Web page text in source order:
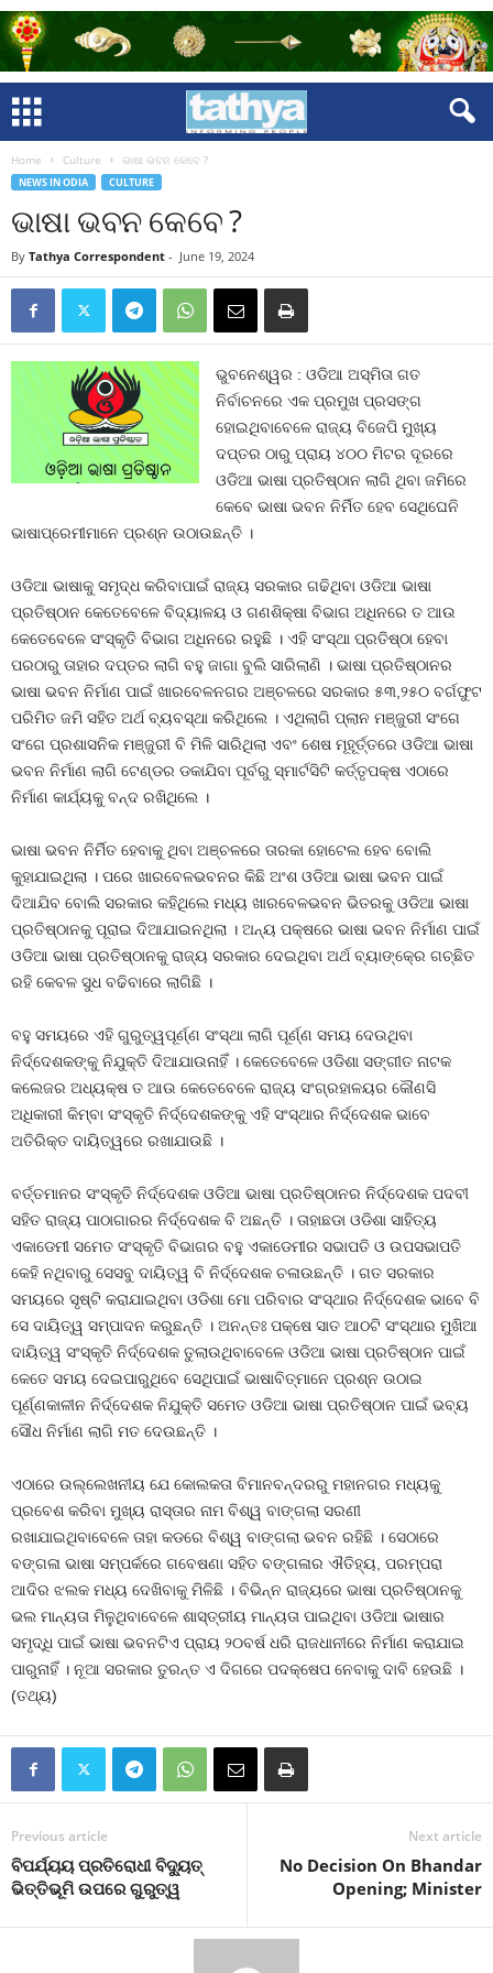
Home Culture ଭାଷା ଭବନ କେବେ ?
NEWS IN ODIA CULTURE
ଭାଷା ଭବନ କେବେ ?
By Tathya Correspondent - June 19, 2024
ଭୁବନେଶ୍ୱର : ଓଡିଆ ଅସ୍ମିତା ଗତ
ନିର୍ବାଚନରେ ଏକ ପ୍ରମୁଖ ପ୍ରସଙ୍ଗ
ହୋଇଥିବାବେଳେ ରାଜ୍ୟ ବିଜେପି ମୁଖ୍ୟ
ଦପ୍ତର ଠାରୁ ପ୍ରାୟ ୪୦୦ ମିଟର ଦୂରରେ
ଓଡିଆ ଭାଷା ପ୍ରତିଷ୍ଠାନ ଲାଗି ଥିବା ଜମିରେ
କେବେ ଭାଷା ଭବନ ନିର୍ମିତ ହେବ ସେଥିଘେନି
ଭାଷାପ୍ରେମୀମାନେ ପ୍ରଶ୍ନ ଉଠାଉଛନ୍ତି ।
ଓଡିଆ ଭାଷାକୁ ସମୃଦ୍ଧ କରିବାପାଇଁ ରାଜ୍ୟ ସରକାର ଗଢିଥିବା ଓଡିଆ ଭାଷା
ପ୍ରତିଷ୍ଠାନ କେତେବେଳେ ବିଦ୍ୟାଳୟ ଓ ଗଣଶିକ୍ଷା ବିଭାଗ ଅଧିନରେ ତ ଆଉ
କେତେବେଳେ ସଂସ୍କୃତି ବିଭାଗ ଅଧିନରେ ରହୁଛି । ଏହି ସଂସ୍ଥା ପ୍ରତିଷ୍ଠା ହେବା
ପରଠାରୁ ତାହାର ଦପ୍ତର ଲାଗି ବହୁ ଜାଗା ବୁଲି ସାରିଲାଣି । ଭାଷା ପ୍ରତିଷ୍ଠାନର
ଭାଷା ଭବନ ନିର୍ମାଣ ପାଇଁ ଖାରବେଳନଗର ଅଞ୍ଚଳରେ ସରକାର ୫୩,୨୫୦ ବର୍ଗଫୁଟ
ପରିମିତ ଜମି ସହିତ ଅର୍ଥ ବ୍ୟବସ୍ଥା କରିଥିଲେ । ଏଥିଲାଗି ପ୍ଲାନ ମଞ୍ଜୁରୀ ସଂଗେ
ସଂଗେ ପ୍ରଶାସନିକ ମଞ୍ଜୁରୀ ବି ମିଳି ସାରିଥିଲା ଏବଂ ଶେଷ ମୂହୂର୍ତ୍ତରେ ଓଡିଆ ଭାଷା
ଭବନ ନିର୍ମାଣ ଲାଗି ଟେଣ୍ଡର ଡକାଯିବା ପୂର୍ବରୁ ସ୍ମାର୍ଟସିଟି କର୍ତ୍ତୃପକ୍ଷ ଏଠାରେ
ନିର୍ମାଣ କାର୍ଯ୍ୟକୁ ବନ୍ଦ ରଖିଥିଲେ ।
ଭାଷା ଭବନ ନିର୍ମିତ ହେବାକୁ ଥିବା ଅଞ୍ଚଳରେ ତାରକା ହୋଟେଲ ହେବ ବୋଲି
କୁହାଯାଇଥିଲା । ପରେ ଖାରବେଳଭବନର କିଛି ଅଂଶ ଓଡିଆ ଭାଷା ଭବନ ପାଇଁ
ଦିଆଯିବ ବୋଲି ସରକାର କହିଥିଲେ ମଧ୍ୟ ଖାରବେଳଭବନ ଭିତରକୁ ଓଡିଆ ଭାଷା
ପ୍ରତିଷ୍ଠାନକୁ ପୂରାଇ ଦିଆଯାଇନଥିଲା । ଅନ୍ୟ ପକ୍ଷରେ ଭାଷା ଭବନ ନିର୍ମାଣ ପାଇଁ
ଓଡିଆ ଭାଷା ପ୍ରତିଷ୍ଠାନକୁ ରାଜ୍ୟ ସରକାର ଦେଇଥିବା ଅର୍ଥ ବ୍ୟାଙ୍କ୍‍ରେ ଗଚ୍ଛିତ
ରହି କେବଳ ସୁଧ ବଢିବାରେ ଲାଗିଛି ।
ବହୁ ସମୟରେ ଏହି ଗୁରୁତ୍ୱପୂର୍ଣ୍ଣ ସଂସ୍ଥା ଲାଗି ପୂର୍ଣ୍ଣ ସମୟ ଦେଉଥିବା
ନିର୍ଦ୍ଦେଶକଙ୍କୁ ନିଯୁକ୍ତି ଦିଆଯାଉନାହିଁ । କେତେବେଳେ ଓଡିଶା ସଙ୍ଗୀତ ନାଟକ
କଲେଜର ଅଧ୍ୟକ୍ଷ ତ ଆଉ କେତେବେଳେ ରାଜ୍ୟ ସଂଗ୍ରହାଳୟର କୌଣସି
ଅଧିକାରୀ କିମ୍ବା ସଂସ୍କୃତି ନିର୍ଦ୍ଦେଶକଙ୍କୁ ଏହି ସଂସ୍ଥାର ନିର୍ଦ୍ଦେଶକ ଭାବେ
ଅତିରିକ୍ତ ଦାୟିତ୍ୱରେ ରଖାଯାଉଛି ।
ବର୍ତ୍ତମାନର ସଂସ୍କୃତି ନିର୍ଦ୍ଦେଶକ ଓଡିଆ ଭାଷା ପ୍ରତିଷ୍ଠାନର ନିର୍ଦ୍ଦେଶକ ପଦବୀ
ସହିତ ରାଜ୍ୟ ପାଠାଗାରର ନିର୍ଦ୍ଦେଶକ ବି ଅଛନ୍ତି । ତାହାଛଡା ଓଡିଶା ସାହିତ୍ୟ
ଏକାଡେମୀ ସମେତ ସଂସ୍କୃତି ବିଭାଗର ବହୁ ଏକାଡେମୀର ସଭାପତି ଓ ଉପସଭାପତି
କେହି ନଥିବାରୁ ସେସବୁ ଦାୟିତ୍ୱ ବି ନିର୍ଦ୍ଦେଶକ ଚଳାଉଛନ୍ତି । ଗତ ସରକାର
ସମୟରେ ସୃଷ୍ଟି କରାଯାଇଥିବା ଓଡିଶା ମୋ ପରିବାର ସଂସ୍ଥାର ନିର୍ଦ୍ଦେଶକ ଭାବେ ବି
ସେ ଦାୟିତ୍ୱ ସମ୍ପାଦନ କରୁଛନ୍ତି । ଅନନ୍ତଃ ପକ୍ଷେ ସାତ ଆଠଟି ସଂସ୍ଥାର ମୁଖିଆ
ଦାୟିତ୍ୱ ସଂସ୍କୃତି ନିର୍ଦ୍ଦେଶକ ତୁଲାଉଥିବାବେଳେ ଓଡିଆ ଭାଷା ପ୍ରତିଷ୍ଠାନ ପାଇଁ
କେତେ ସମୟ ଦେଇପାରୁଥିବେ ସେଥିପାଇଁ ଭାଷାବିତ୍‍ମାନେ ପ୍ରଶ୍ନ ଉଠାଇ
ପୂର୍ଣ୍ଣକାଳୀନ ନିର୍ଦ୍ଦେଶକ ନିଯୁକ୍ତି ସମେତ ଓଡିଆ ଭାଷା ପ୍ରତିଷ୍ଠାନ ପାଇଁ ଭବ୍ୟ
ସୌଧ ନିର୍ମାଣ ଲାଗି ମତ ଦେଉଛନ୍ତି ।
ଏଠାରେ ଉଲ୍ଲେଖନୀୟ ଯେ କୋଲକତା ବିମାନବନ୍ଦରରୁ ମହାନଗର ମଧ୍ୟକୁ
ପ୍ରବେଶ କରିବା ମୁଖ୍ୟ ରାସ୍ତାର ନାମ ବିଶ୍ୱ ବାଙ୍ଗଲା ସରଣୀ
ରଖାଯାଇଥିବାବେଳେ ତାହା କଡରେ ବିଶ୍ୱ ବାଙ୍ଗଲା ଭବନ ରହିଛି । ସେଠାରେ
ବଙ୍ଗଳା ଭାଷା ସମ୍ପର୍କରେ ଗବେଷଣା ସହିତ ବଙ୍ଗଳାର ଐତିହ୍ୟ, ପରମ୍ପରା
ଆଦିର ଝଲକ ମଧ୍ୟ ଦେଖିବାକୁ ମିଳିଛି । ବିଭିନ୍ନ ରାଜ୍ୟରେ ଭାଷା ପ୍ରତିଷ୍ଠାନକୁ
ଭଲ ମାନ୍ୟତା ମିଳୁଥିବାବେଳେ ଶାସ୍ତ୍ରୀୟ ମାନ୍ୟତା ପାଇଥିବା ଓଡିଆ ଭାଷାର
ସମୃଦ୍ଧି ପାଇଁ ଭାଷା ଭବନଟିଏ ପ୍ରାୟ ୨୦ବର୍ଷ ଧରି ରାଜଧାନୀରେ ନିର୍ମାଣ କରାଯାଇ
ପାରୁନାହିଁ । ନୂଆ ସରକାର ତୁରନ୍ତ ଏ ଦିଗରେ ପଦକ୍ଷେପ ନେବାକୁ ଦାବି ହେଉଛି ।
(ତଥ୍ୟ)
Previous article
ବିପର୍ଯ୍ୟୟ ପ୍ରତିରୋଧୀ ବିଦ୍ୟୁତ୍
ଭିତ୍ତିଭୂମି ଉପରେ ଗୁରୁତ୍ୱ
Next article
No Decision On Bhandar
Opening; Minister